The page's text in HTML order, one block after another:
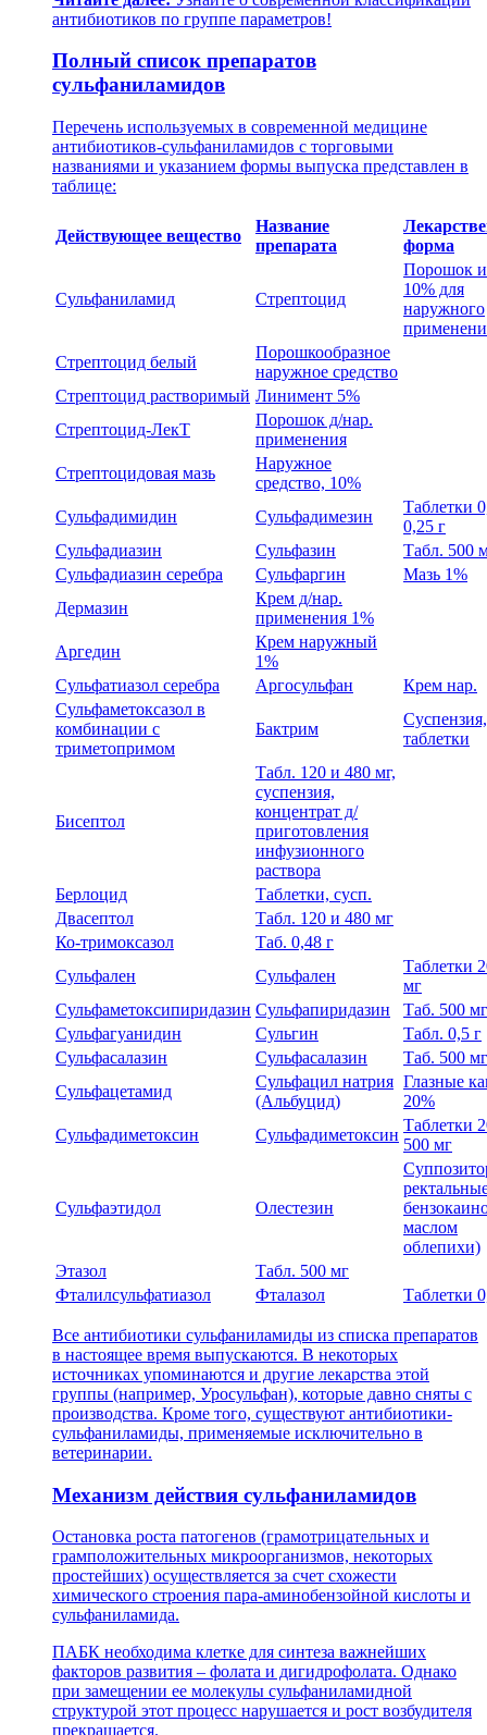
антибиотиков по группе параметров!
Полный список препаратов
сульфаниламидов
Перечень используемых в современной медицине
антибиотиков-сульфаниламидов с торговыми
названиями и указанием формы выпуска представлен в
таблице:
Действующее вещество
Название
препарата
форма
Сульфаниламид Стрептоцид
Порошок и
10% для
наружного
Стрептоцид белый
Порошкообразное
наружное средство
Стрептоцид растворимый Линимент 5%
Стрептоцид-ЛекТ
Порошок д/нар.
применения
Стрептоцидовая мазь
Наружное
средство, 10%
Сульфадимидин
Сульфадимезин
Таблетки
0,25 г
Сульфадиазин
Сульфазин
Табл. 500
Сульфадиазин серебра
Сульфаргин
Мазь 1%
Дермазин
Крем д/нар.
применения 1%
Аргедин
Крем наружный
1%
Сульфатиазол серебра
Аргосульфан
Крем нар.
Сульфаметоксазол в
комбинации с
триметопримом
Бактрим
Суспензия,
таблетки
Бисептол
Табл. 120 и 480 мг,
суспензия,
концентрат д/
приготовления
инфузионного
раствора
Берлоцид
Таблетки, сусп.
Двасептол
Табл. 120 и 480 мг
Ко-тримоксазол
Таб. 0,48 г
Сульфален
Сульфален
Таблетки
мг
Сульфаметоксипиридазин Сульфапиридазин
Таб. 500 мг
Сульфагуанидин
Сульгин
Табл. 0,5 г
Сульфасалазин
Сульфасалазин
Таб. 500 мг
Сульфацетамид
Сульфацил натрия
(Альбуцид)
Глазные
20%
Сульфадиметоксин
Сульфадиметоксин
Таблетки
500 мг
Сульфаэтидол Олестезин
маслом
облепихи)
Этазол
Табл. 500 мг
Фталилсульфатиазол
Фталазол Таблетки
Все антибиотики сульфаниламиды из списка препаратов
в настоящее время выпускаются. В некоторых
источниках упоминаются и другие лекарства этой
группы (например, Уросульфан), которые давно сняты с
производства. Кроме того, существуют антибиотики-
сульфаниламиды, применяемые исключительно в
ветеринарии.
Механизм действия сульфаниламидов
Остановка роста патогенов (грамотрицательных и
грамположительных микроорганизмов, некоторых
простейших) осуществляется за счет схожести
химического строения пара-аминобензойной кислоты и
сульфаниламида.
ПАБК необходима клетке для синтеза важнейших
факторов развития – фолата и дигидрофолата. Однако
при замещении ее молекулы сульфаниламидной
структурой этот процесс нарушается и рост возбудителя
прекращается.